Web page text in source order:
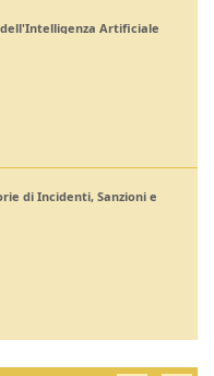
Artificiale
di Incidenti, Sanzioni e